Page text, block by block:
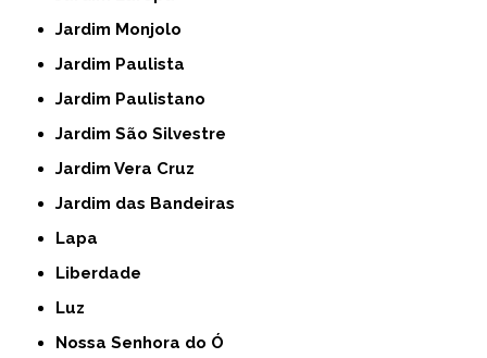
Jardim Monjolo
Jardim Paulista
Jardim Paulistano
Jardim São Silvestre
Jardim Vera Cruz
Jardim das Bandeiras
Lapa
Liberdade
Luz
Nossa Senhora do Ó